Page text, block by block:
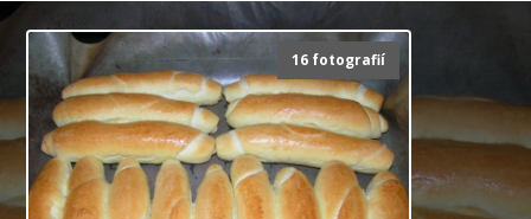
16 fotografií